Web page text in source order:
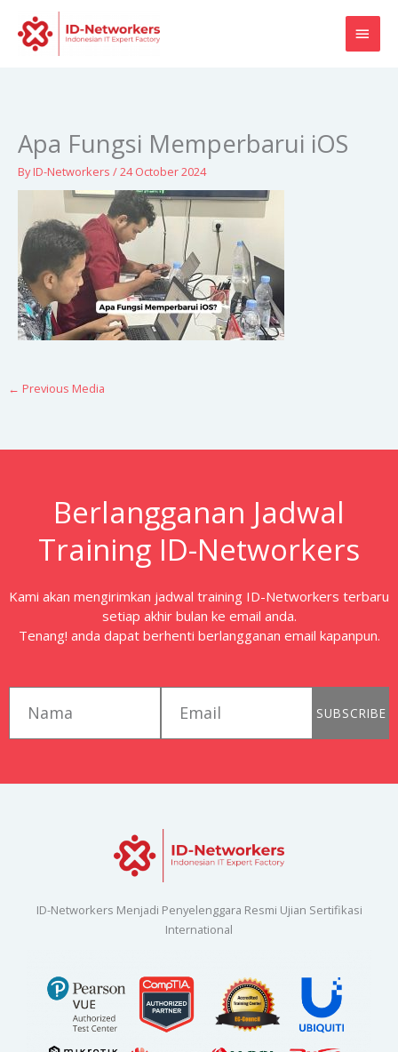
content
Apa Fungsi Memperbarui iOS
ByID-Networkers /24 October 2024
← Previous Media
Berlangganan Jadwal
Training ID-Networkers
Kami akan mengirimkan jadwal training ID-Networkers terbaru
setiap akhir bulan ke email anda.
Tenang! anda dapat berhenti berlangganan email kapanpun.
SUBSCRIBE
ID-Networkers Menjadi Penyelenggara Resmi Ujian Sertifikasi
International